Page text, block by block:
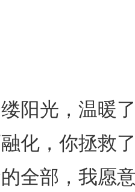
光，温暖
化，你拯救
全部，我愿